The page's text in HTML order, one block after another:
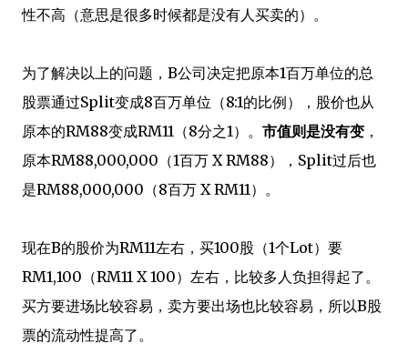
性不高（意思是很多时候都是没有人买卖的）。
为了解决以上的问题，B公司决定把原本1百万单位的总
股票通过Split变成8百万单位（8:1的比例），股价也从
原本的RM88变成RM11（8分之1）。 市值则是没有变 ，
原本RM88,000,000（1百万 X RM88），Split过后也
是RM88,000,000（8百万 X RM11）。
现在B的股价为RM11左右，买100股（1个Lot）要
RM1,100（RM11 X 100）左右，比较多人负担得起了。
买方要进场比较容易，卖方要出场也比较容易，所以B股
票的流动性提高了。